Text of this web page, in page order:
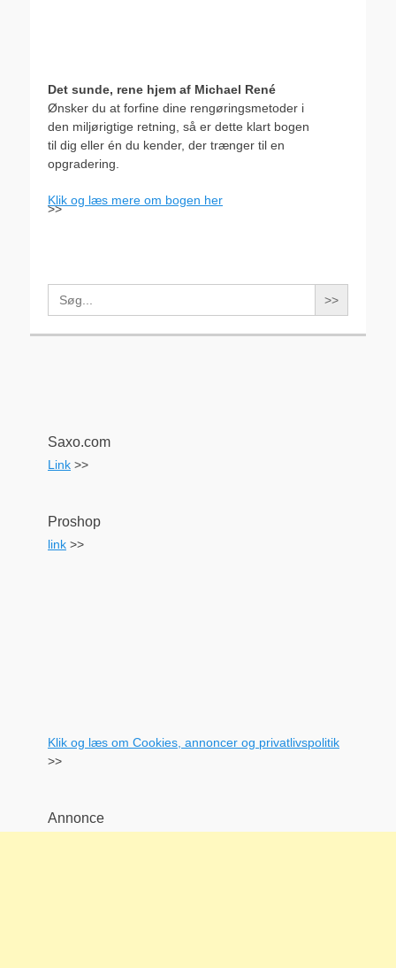
Det sunde, rene hjem af Michael René
Ønsker du at forfine dine rengøringsmetoder i
den miljørigtige retning, så er dette klart bogen
til dig eller én du kender, der trænger til en
opgradering.
Klik og læs mere om bogen her
>>
Search
for:
Saxo.com
Link >>
Proshop
link >>
Klik og læs om Cookies, annoncer og privatlivspolitik
>>
Annonce